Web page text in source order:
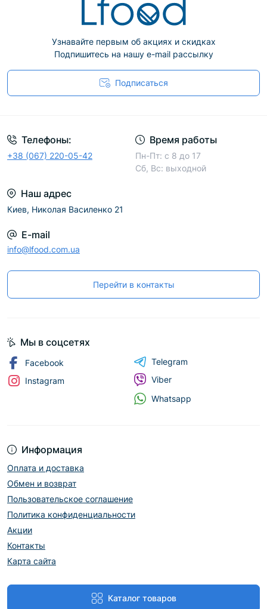
Узнавайте первым об акциях и скидках
Подпишитесь на нашу e-mail рассылку
Подписаться
Телефоны:
+38 (067) 220-05-42
Время работы
Пн-Пт: с 8 до 17
Сб, Вс: выходной
Наш адрес
Киев, Николая Василенко 21
E-mail
info@lfood.com.ua
Перейти в контакты
Информация
Оплата и доставка
Обмен и возврат
Пользовательское соглашение
Политика конфиденциальности
Акции
Контакты
Карта сайта
Каталог товаров
Мы в соцсетях
Facebook
Instagram
Telegram
Viber
Whatsapp